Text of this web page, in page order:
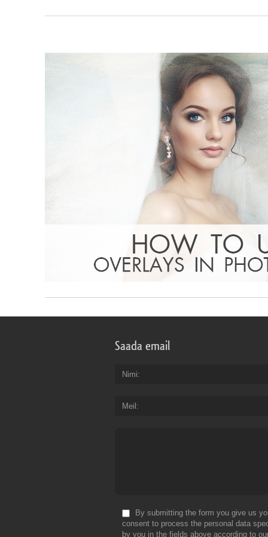
Saada email
Nimi
Meil
By submitting the form you give us
consent to process the personal data
by you in the fields above according to